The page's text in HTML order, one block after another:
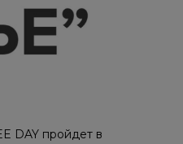
DAY пройдет в